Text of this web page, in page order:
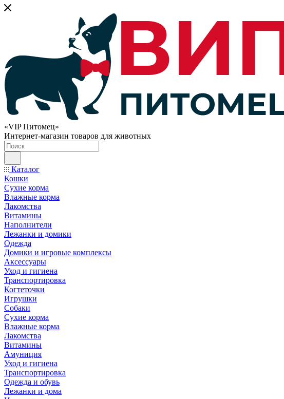
«VIP Питомец»
Интернет-магазин товаров для животных
Каталог
Кошки
Сухие корма
Влажные корма
Лакомства
Витамины
Наполнители
Лежанки и домики
Одежда
Домики и игровые комплексы
Аксессуары
Уход и гигиена
Транспортировка
Когтеточки
Игрушки
Собаки
Сухие корма
Влажные корма
Лакомства
Витамины
Амуниция
Уход и гигиена
Транспортировка
Одежда и обувь
Лежанки и дома